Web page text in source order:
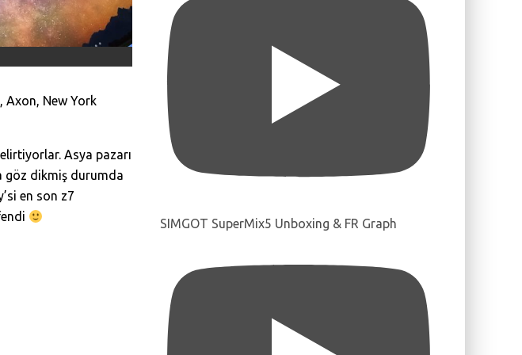
Axon, New York
Asya pazarı
göz dikmiş durumda
en son z7
SIMGOT SuperMix5 Unboxing & FR Graph